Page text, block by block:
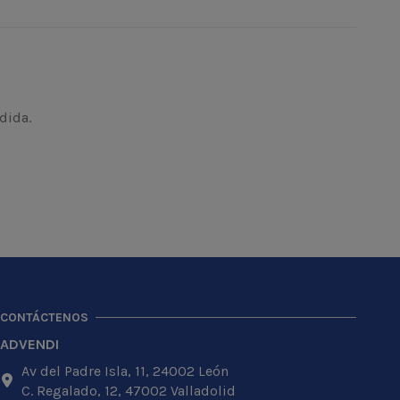
CONTÁCTENOS
ADVENDI
Av del Padre Isla, 11, 24002 León
C. Regalado, 12, 47002 Valladolid